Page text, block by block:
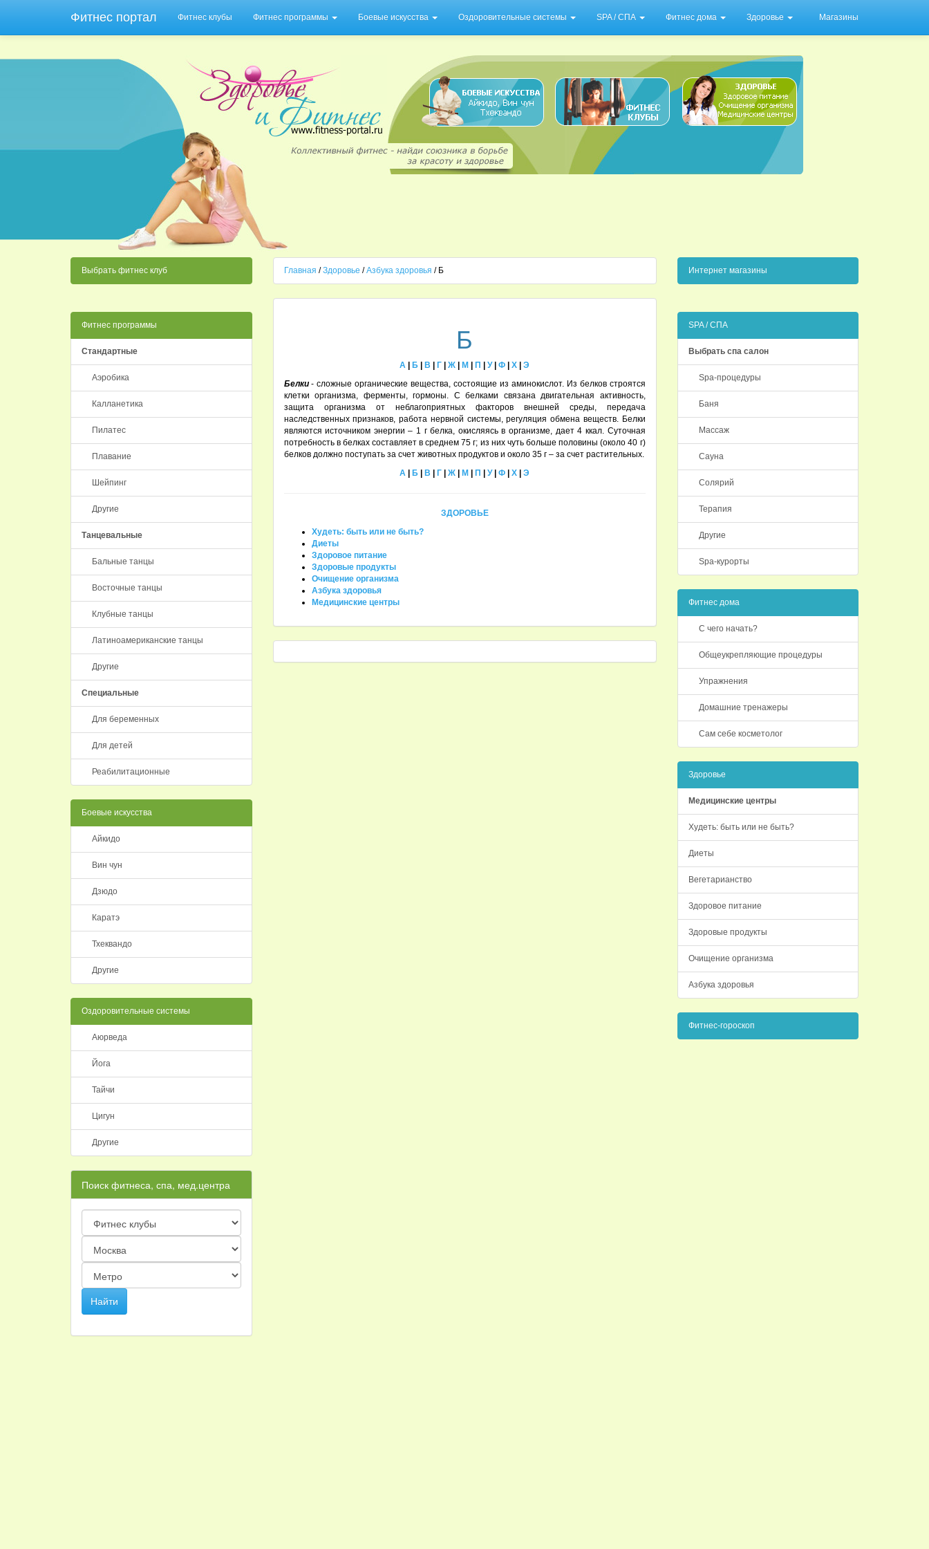
Фитнес портал Фитнес клубы Фитнес программы Боевые искусства Оздоровительные системы SPA / СПА Фитнес дома Здоровье Магазины
Выбрать фитнес клуб
Фитнес программы
Стандартные
Аэробика
Калланетика
Пилатес
Плавание
Шейпинг
Другие
Танцевальные
Бальные танцы
Восточные танцы
Клубные танцы
Латиноамериканские танцы
Другие
Специальные
Для беременных
Для детей
Реабилитационные
Боевые искусства
Айкидо
Вин чун
Дзюдо
Каратэ
Тхеквандо
Другие
Оздоровительные системы
Аюрведа
Йога
Тайчи
Цигун
Другие
Поиск фитнеса, спа, мед.центра
Главная /Здоровье /Азбука здоровья / Б
Б
А Б В Г Ж М П У| Ф Х
Э
Белки - сложные органические вещества, состоящие из аминокислот. Из белков строятся
клетки организма, ферменты, гормоны. С белками связана двигательная активность,
защита организма от неблагоприятных факторов внешней среды, передача
наследственных признаков, работа нервной системы, регуляция обмена веществ. Белки
являются источником энергии – 1 г белка, окисляясь в организме, дает 4 ккал. Суточная
потребность в белках составляет в среднем 75 г; из них чуть больше половины (около 40 г)
белков должно поступать за счет животных продуктов и около 35 г – за счет растительных.
А
Б В Г Ж М П У| Ф Х Э
ЗДОРОВЬЕ
Худеть: быть или не быть?
Диеты
Здоровое питание
Здоровые продукты
Очищение организма
Азбука здоровья
Медицинские центры
Интернет магазины
SPA / СПА
Выбрать спа салон
Spa-процедуры
Баня
Массаж
Сауна
Солярий
Терапия
Другие
Spa-курорты
Фитнес дома
С чего начать?
Общеукрепляющие процедуры
Упражнения
Домашние тренажеры
Сам себе косметолог
Здоровье
Медицинские центры
Худеть: быть или не быть?
Диеты
Вегетарианство
Здоровое питание
Здоровые продукты
Очищение организма
Азбука здоровья
Фитнес-гороскоп